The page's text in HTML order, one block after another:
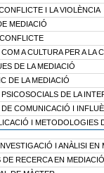
I LA VIOLÈNCIA
MEDIACIÓ
A CULTURA PER A LA
DE LA MEDIACIÓ
DE LA MEDIACIÓ
DE LA
COMUNICACIÓ I
I METODOLOGIES
I ANÀLISI EN
DE RECERCA EN MEDIACIÓ